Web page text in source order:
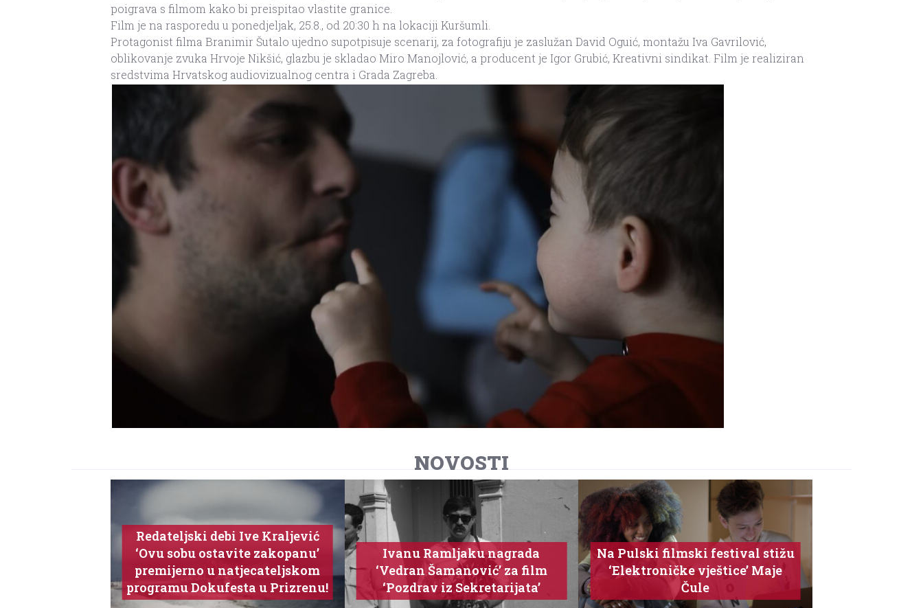
poigrava s filmom kako bi preispitao vlastite granice.
Film je na rasporedu u ponedjeljak, 25.8., od 20:30 h na lokaciji Kuršumli.
Protagonist filma Branimir Šutalo ujedno supotpisuje scenarij, za fotografiju je zaslužan David Oguić, montažu Iva Gavrilović,
oblikovanje zvuka Hrvoje Nikšić, glazbu je skladao Miro Manojlović, a producent je Igor Grubić, Kreativni sindikat. Film je realiziran
sredstvima Hrvatskog audiovizualnog centra i Grada Zagreba.
NOVOSTI
Redateljski debi Ive Kraljević
‘Ovu sobu ostavite zakopanu’
premijerno u natjecateljskom
programu Dokufesta u Prizrenu!
Ivanu Ramljaku nagrada
‘Vedran Šamanović’ za film
‘Pozdrav iz Sekretarijata’
Na Pulski filmski festival stižu
‘Elektroničke vještice’ Maje
Čule